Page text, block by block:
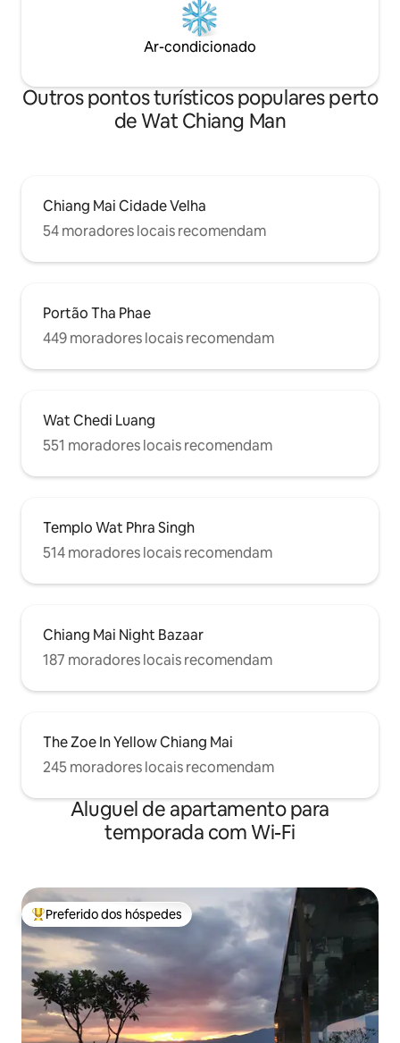
Ar-condicionado
Outros pontos turísticos populares perto
de Wat Chiang Man
Chiang Mai Cidade Velha
54 moradores locais recomendam
Portão Tha Phae
449 moradores locais recomendam
Wat Chedi Luang
551 moradores locais recomendam
Templo Wat Phra Singh
514 moradores locais recomendam
Chiang Mai Night Bazaar
187 moradores locais recomendam
The Zoe In Yellow Chiang Mai
245 moradores locais recomendam
Aluguel de apartamento para
temporada com Wi-Fi
Entre os melhores preferidos dos hóspedes
Preferido dos hóspedes